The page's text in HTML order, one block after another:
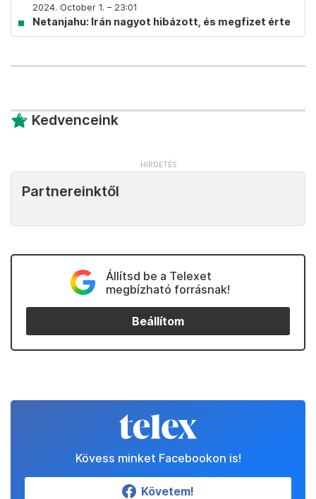
2024. October 1. – 23:01
Netanjahu: Irán nagyot hibázott, és megfizet érte
Kedvenceink
Partnereinktől
Állítsd be a Telexet
megbízható forrásnak!
Beállítom
Kövess minket Facebookon is!
Követem!